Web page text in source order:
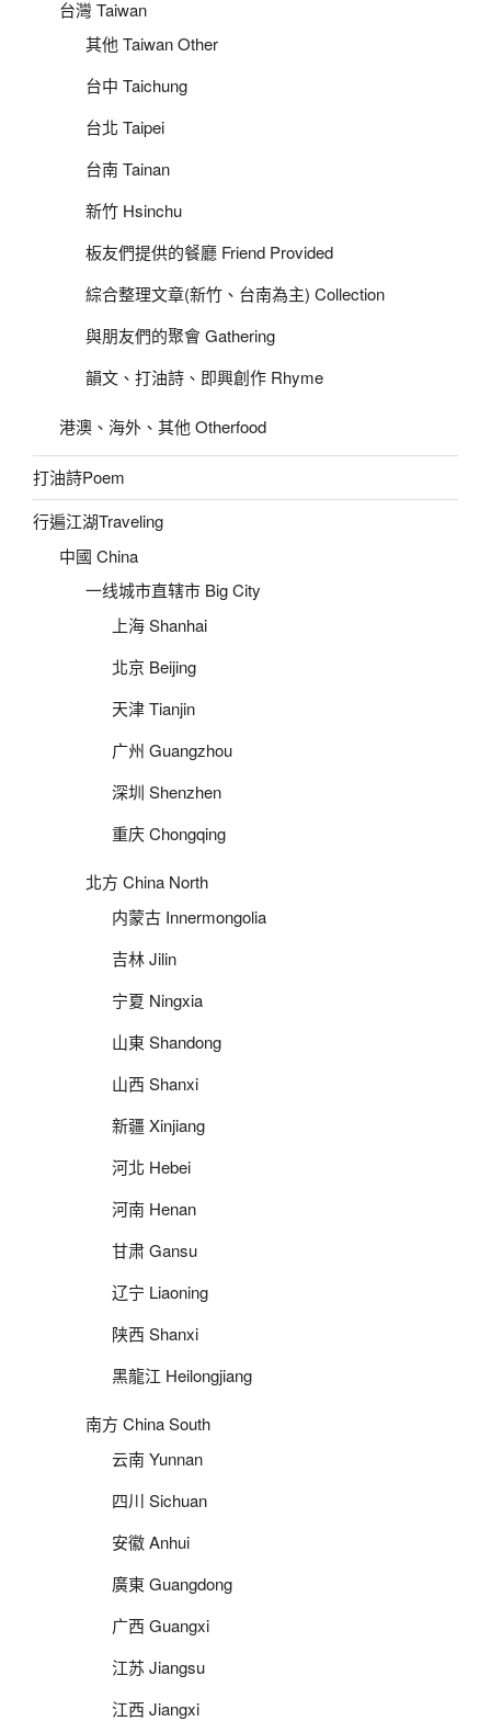
台灣 Taiwan
其他 Taiwan Other
台中 Taichung
台北 Taipei
台南 Tainan
新竹 Hsinchu
板友們提供的餐廳 Friend Provided
綜合整理文章(新竹、台南為主) Collection
與朋友們的聚會 Gathering
韻文、打油詩、即興創作 Rhyme
港澳、海外、其他 Otherfood
打油詩Poem
行遍江湖Traveling
中國 China
一线城市直辖市 Big City
上海 Shanhai
北京 Beijing
天津 Tianjin
广州 Guangzhou
深圳 Shenzhen
重庆 Chongqing
北方 China North
内蒙古 Innermongolia
吉林 Jilin
宁夏 Ningxia
山東 Shandong
山西 Shanxi
新疆 Xinjiang
河北 Hebei
河南 Henan
甘肃 Gansu
辽宁 Liaoning
陕西 Shanxi
黑龍江 Heilongjiang
南方 China South
云南 Yunnan
四川 Sichuan
安徽 Anhui
廣東 Guangdong
广西 Guangxi
江苏 Jiangsu
江西 Jiangxi